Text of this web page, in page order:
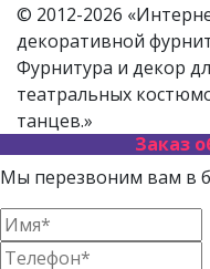
© 2012-2026
декоративной
Фурнитура и декор
театральных
танцев.»
Заказ
Мы перезвоним вам в